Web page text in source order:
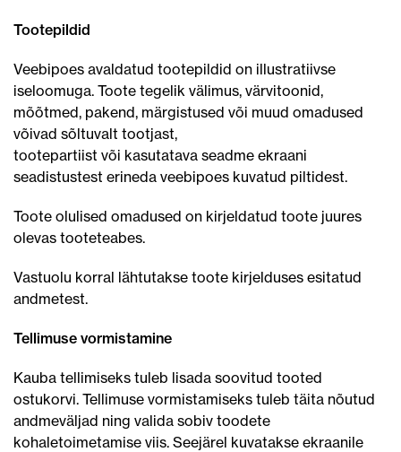
Tootepildid
Veebipoes avaldatud tootepildid on illustratiivse
iseloomuga. Toote tegelik välimus, värvitoonid,
mõõtmed, pakend, märgistused või muud omadused
võivad sõltuvalt tootjast,
tootepartiist või kasutatava seadme ekraani
seadistustest erineda veebipoes kuvatud piltidest.
Toote olulised omadused on kirjeldatud toote juures
olevas tooteteabes.
Vastuolu korral lähtutakse toote kirjelduses esitatud
andmetest.
Tellimuse vormistamine
Kauba tellimiseks tuleb lisada soovitud tooted
ostukorvi. Tellimuse vormistamiseks tuleb täita nõutud
andmeväljad ning valida sobiv toodete
kohaletoimetamise viis. Seejärel kuvatakse ekraanile